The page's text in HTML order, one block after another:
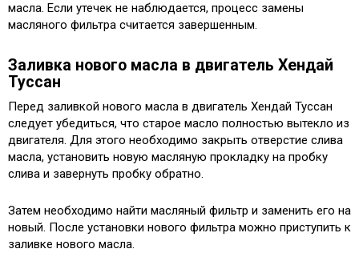
масла. Если утечек не наблюдается, процесс замены
масляного фильтра считается завершенным.
Заливка нового масла в двигатель Хендай
Туссан
Перед заливкой нового масла в двигатель Хендай Туссан
следует убедиться, что старое масло полностью вытекло из
двигателя. Для этого необходимо закрыть отверстие слива
масла, установить новую масляную прокладку на пробку
слива и завернуть пробку обратно.
Затем необходимо найти масляный фильтр и заменить его на
новый. После установки нового фильтра можно приступить к
заливке нового масла.